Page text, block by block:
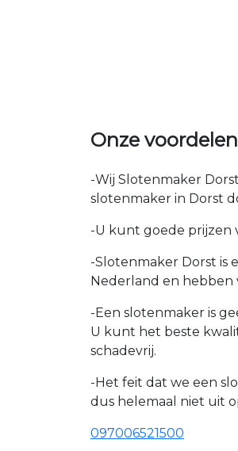
Onze voordelen
-Wij Slotenmaker
slotenmaker in Dorst
-U kunt goede prijzen
-Slotenmaker Dorst is
Nederland en
-Een slotenmaker is
U kunt het beste
schadevrij.
-Het feit dat we een
dus helemaal niet uit
097006521500